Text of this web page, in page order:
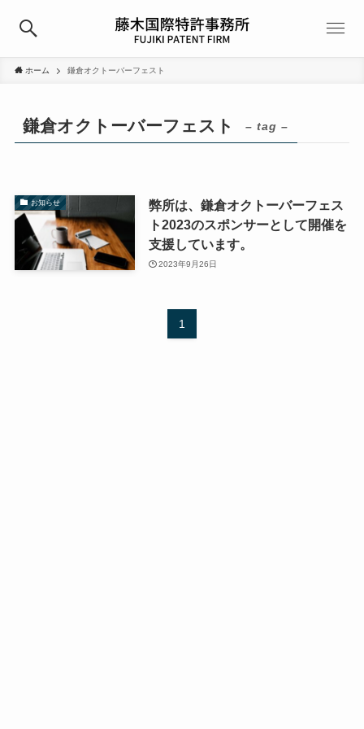
ホーム 鎌倉オクトーバーフェスト
鎌倉オクトーバーフェスト – tag –
お知らせ
弊所は、鎌倉オクトーバーフェス
ト2023のスポンサーとして開催を
支援しています。
2023年9月26日
1